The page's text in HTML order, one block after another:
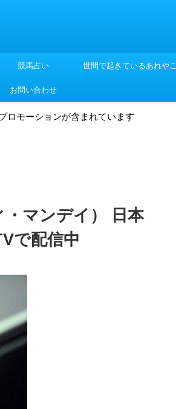
競馬占い 世間で起きているあれやこ
お問い合わせ
ロモーションが含まれています
・マンデイ） 日本
で配信中